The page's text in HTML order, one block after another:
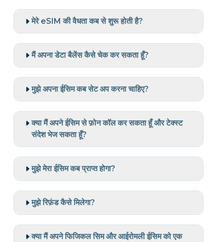
मेरे eSIM की वैधता कब से शुरू होती है?
मैं अपना डेटा बैलेंस कैसे चेक कर सकता हूँ?
मुझे अपना ईसिम कब सेट अप करना चाहिए?
क्या मैं अपने ईसिम से फ़ोन कॉल कर सकता हूँ और टेक्स्ट
संदेश भेज सकता हूँ?
मुझे मेरा ईसिम कब प्राप्त होगा?
मुझे रिफ़ंड कैसे मिलेगा?
क्या मैं अपने फिजिकल सिम और आईरोमली ईसिम को एक